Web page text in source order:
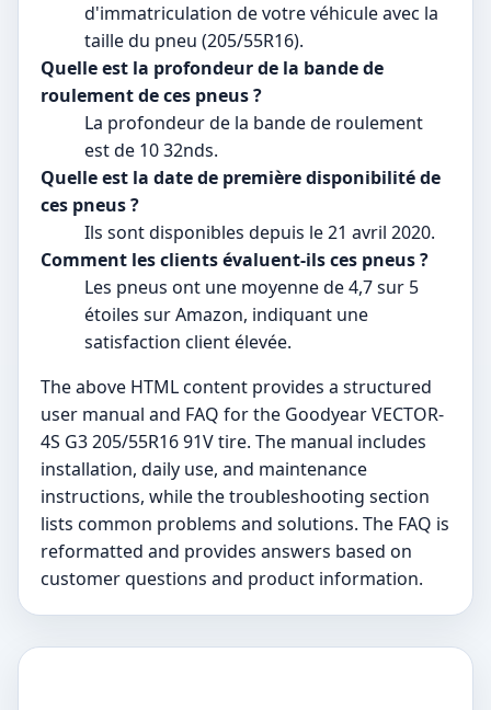
d'immatriculation de votre véhicule avec la
taille du pneu (205/55R16).
Quelle est la profondeur de la bande de
roulement de ces pneus ?
La profondeur de la bande de roulement
est de 10 32nds.
Quelle est la date de première disponibilité de
ces pneus ?
Ils sont disponibles depuis le 21 avril 2020.
Comment les clients évaluent-ils ces pneus ?
Les pneus ont une moyenne de 4,7 sur 5
étoiles sur Amazon, indiquant une
satisfaction client élevée.
The above HTML content provides a structured
user manual and FAQ for the Goodyear VECTOR-
4S G3 205/55R16 91V tire. The manual includes
installation, daily use, and maintenance
instructions, while the troubleshooting section
lists common problems and solutions. The FAQ is
reformatted and provides answers based on
customer questions and product information.